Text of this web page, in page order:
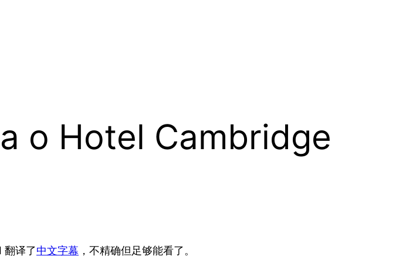
o Hotel Cambridge
翻译了中文字幕 ，不精确但足够能看了。